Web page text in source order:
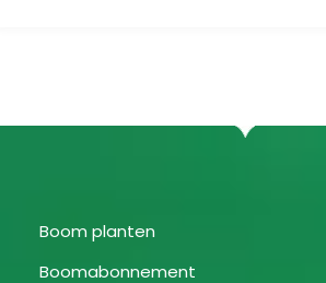
Boom planten
Boomabonnement